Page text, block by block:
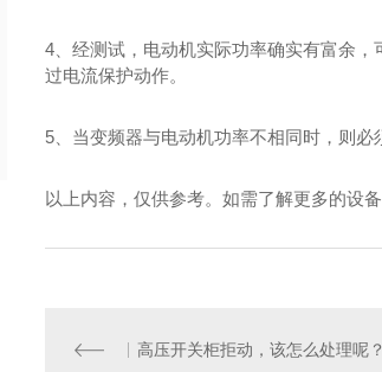
4、经测试，电动机实际功率确实有富余
过电流保护动作。
5、当变频器与电动机功率不相同时，则必
以上内容，仅供参考。如需了解更多的设
高压开关柜拒动，该怎么处理呢？